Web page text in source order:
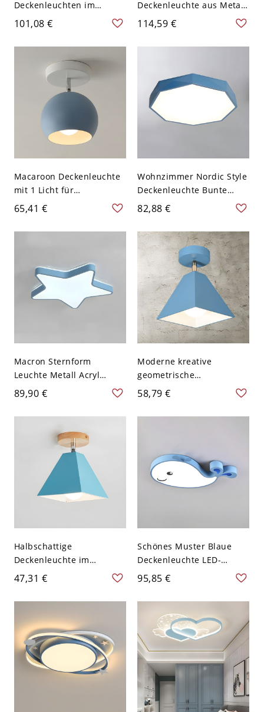
Deckenleuchten im
modernen Stil 1-Licht-
Deckenleuchten - Blau
110V-120V 20,32 cm
101,08 €
Deckenleuchte aus Metall
mit mehreren Lichtern -
Blau 110V-120V
114,59 €
Macaroon Deckenleuchte
mit 1 Licht für
Schlafzimmer - 110V-120V
Blau
65,41 €
Wohnzimmer Nordic Style
Deckenleuchte Bunte
Macron LED-
Deckenleuchte - Blau
110V-120V Klein
82,88 €
Macron Sternform
Leuchte Metall Acryl
Deckenleuchte für
Kinderzimmer - Blau
110V-120V Weißlicht
89,90 €
Moderne kreative
geometrische
Deckenleuchte aus
lackiertem Eisen für den
Flur - Blau 110V-120V
58,79 €
Halbschattige
Deckenleuchte im
nordischen Stil aus Metall
- Blau 110V-120V
47,31 €
Schönes Muster Blaue
Deckenleuchte LED-
Überkopfleuchte für
Kinderzimmer - Blau
110V-120V Wal
95,85 €